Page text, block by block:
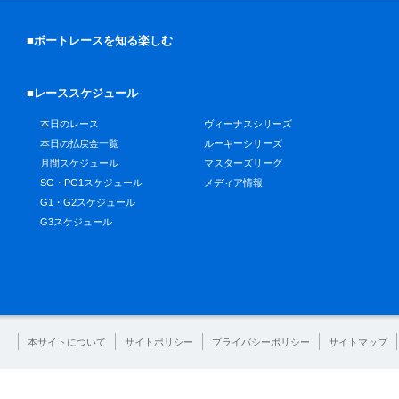
■ボートレースを知る楽しむ
■レーススケジュール
本日のレース
本日の払戻金一覧
月間スケジュール
SG・PG1スケジュール
G1・G2スケジュール
G3スケジュール
ヴィーナスシリーズ
ルーキーシリーズ
マスターズリーグ
メディア情報
本サイトについて サイトポリシー プライバシーポリシー サイトマップ